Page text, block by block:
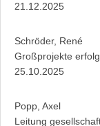
21.12.2025
Schröder, René
Großprojekte
25.10.2025
Popp, Axel
Leitung